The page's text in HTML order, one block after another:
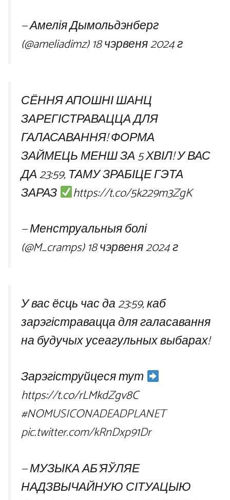
— Амелія Дымольдэнберг
(@ameliadimz)18 чэрвеня 2024 г
СЁННЯ АПОШНІ ШАНЦ
ЗАРЕГІСТРАВАЦЦА ДЛЯ
ГАЛАСАВАННЯ! ФОРМА
ЗАЙМЕЦЬ МЕНШ ЗА 5 ХВІЛ! У ВАС
ДА 23:59, ТАМУ ЗРАБІЦЕ ГЭТА
ЗАРАЗ
https://t.co/5k229m3ZgK
— Менструальныя болі
(@M_cramps)18 чэрвеня 2024 г
У вас ёсць час да 23:59, каб
зарэгістравацца для галасавання
на будучых усеагульных выбарах!
Зарэгіструйцеся тут
https://t.co/rLMkdZgv8C
#NOMUSICONADEADPLANET
pic.twitter.com/kRnDxp91Dr
— МУЗЫКА АБ’ЯЎЛЯЕ
НАДЗВЫЧАЙНУЮ СІТУАЦЫЮ